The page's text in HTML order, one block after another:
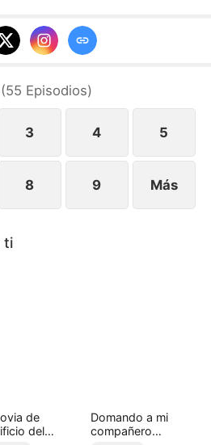
pone frente a frente con su
Nicolás. Debajo de su
ella. Pero, ¿cuánto tardará
Carolina ha estado
hijo?
(55 Episodios)
3 4 5
8 9 Más
ti
de
del
Domando a mi
compañero